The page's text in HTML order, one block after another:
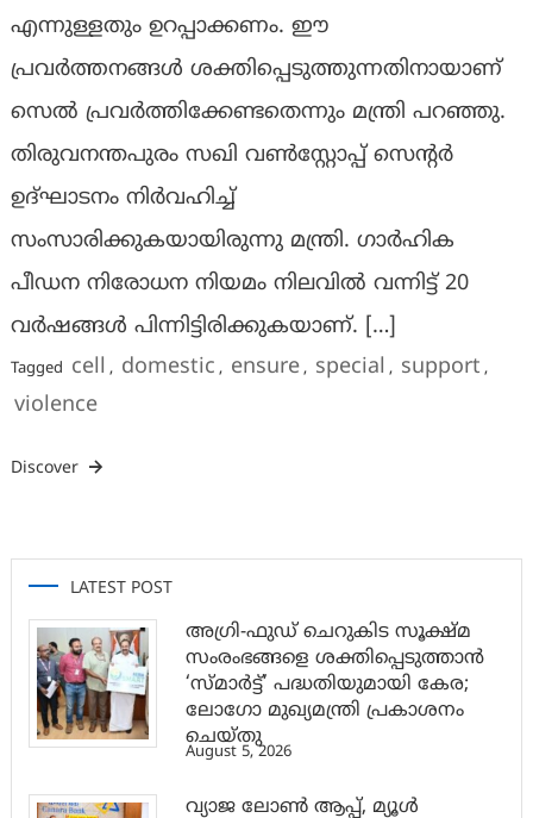
എന്നുള്ളതും ഉറപ്പാക്കണം. ഈ
പ്രവര്‍ത്തനങ്ങള്‍ ശക്തിപ്പെടുത്തുന്നതിനായാണ്
സെല്‍ പ്രവര്‍ത്തിക്കേണ്ടതെന്നും മന്ത്രി പറഞ്ഞു.
തിരുവനന്തപുരം സഖി വണ്‍സ്റ്റോപ്പ് സെന്റര്‍
ഉദ്ഘാടനം നിര്‍വഹിച്ച്
സംസാരിക്കുകയായിരുന്നു മന്ത്രി. ഗാര്‍ഹിക
പീഡന നിരോധന നിയമം നിലവില്‍ വന്നിട്ട് 20
വര്‍ഷങ്ങള്‍ പിന്നിട്ടിരിക്കുകയാണ്. […]
Tagged cell , domestic , ensure, special , support ,
violence
Discover
LATEST POST
അഗ്രി-ഫുഡ് ചെറുകിട സൂക്ഷ്മ
സംരംഭങ്ങളെ ശക്തിപ്പെടുത്താന്‍
‘സ്മാര്‍ട്ട്’ പദ്ധതിയുമായി കേര;
ലോഗോ മുഖ്യമന്ത്രി പ്രകാശനം
ചെയ്തു
August 5, 2026
വ്യാജ ലോൺ ആപ്പ്, മ്യൂൾ